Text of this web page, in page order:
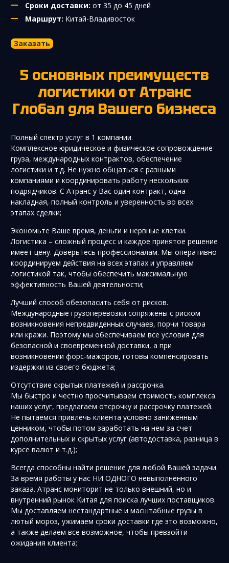
Сроки доставки: от 35 до 45 дней
Маршрут: Китай-Владивосток
Заказать
5 основных преимуществ
логистики от Атранс
Глобал для Вашего бизнеса
Полный спектр услуг в 1 компании.
Комплексное юридическое и физическое сопровождение
груза, международных контрактов, обеспечение
логистики и т.д. Не нужно общаться с разными
компаниями и координировать работу нескольких
подрядчиков. С Атранс у Вас один контракт, одна
накладная, полный контроль и уверенность во всех
этапах сделки;
Экономьте Ваше время, деньги и нервные клетки.
Логистика – сложный процесс и каждое принятое решение
имеет цену. Доверьтесь профессионалам. Мы оперативно
координируем действия на всех этапах и управляем
логистикой так, чтобы обеспечить максимальную
эффективность Вашей деятельности;
Лучший способ обезопасить себя от рисков.
Международные грузоперевозки сопряжены с риском
возникновения непредвиденных случаев, порчи товара
или кражи. Поэтому мы обеспечиваем все условия для
безопасной и своевременной доставки, а при
возникновении форс-мажоров, готовы компенсировать
издержки из своего бюджета;
Отсутствие скрытых платежей и рассрочка.
Мы быстро и честно просчитываем стоимость комплекса
наших услуг, предлагаем отсрочку и рассрочку платежей.
Не пытаемся привлечь клиента условно заниженным
ценником, чтобы потом заработать на нем за счет
дополнительных и скрытых услуг (автодоставка, разница в
курсе валют и т.д.);
Всегда способны найти решение для любой Вашей задачи.
За время работы у нас НИ ОДНОГО невыполненного
заказа. Атранс мониторит не только внешний, но и
внутренний рынок Китая для поиска лучших поставщиков.
Мы доставляем нестандартные и масштабные грузы в
лютый мороз, ужимаем сроки доставки где это возможно,
а также делаем все возможное, чтобы превзойти
ожидания клиента;